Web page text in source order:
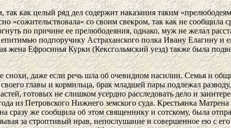
как целый ряд дел содержит наказания таким
«сожительствовала» со своим свекром, так как не сообщила
по причине ее прелюбодеяния, однако, муж не желал
подпоручику Астраханского полка Ивану Елагину
жена Ефросинья Курки (Кексгольмский уезд) также была
даже если речь шла об очевидном насилии. Семья и
главы и кормильца, брак младшей пары подлежал
готовых не слишком усердно расследовать дело и
из Петровского Нижнего земского суда. Крестьянка
же сообщила об этом священнику и сотскому, была
за строптивый нрав, непослушание и совершенное ею с